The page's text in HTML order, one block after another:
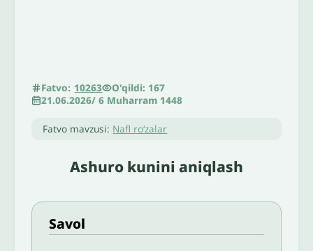
Fatvo: 10263
O'qildi: 167
21.06.2026/6 Muharram 1448
Fatvo mavzusi: Nafl roʻzalar
Ashuro kunini aniqlash
Savol